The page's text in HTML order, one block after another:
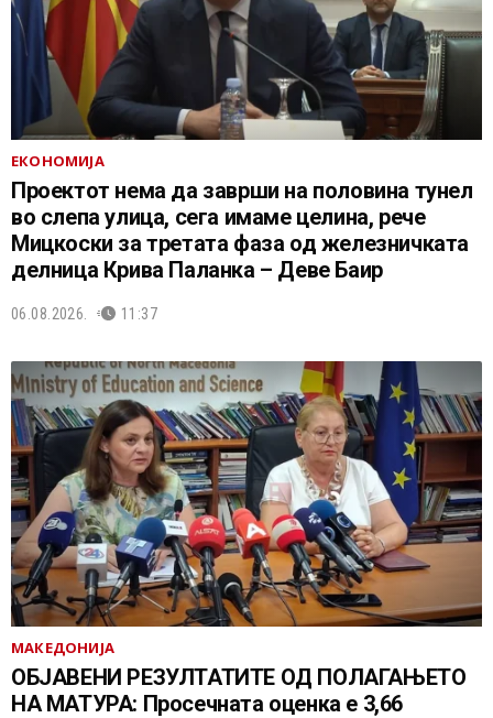
ЕКОНОМИЈА
Проектот нема да заврши на половина тунел
во слепа улица, сега имаме целина, рече
Мицкоски за третата фаза од железничката
делница Крива Паланка – Деве Баир
06.08.2026. 11:37
МАКЕДОНИЈА
ОБЈАВЕНИ РЕЗУЛТАТИТЕ ОД ПОЛАГАЊЕТО
НА МАТУРА: Просечната оценка е 3,66